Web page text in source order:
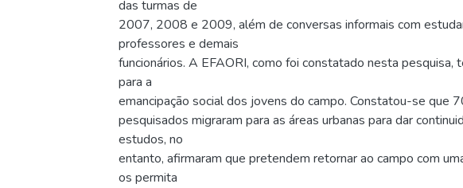
das turmas de
2007, 2008 e 2009, além de conversas informais com
professores e demais
funcionários. A EFAORI, como foi constatado nesta pesquisa,
para a
emancipação social dos jovens do campo. Constatou-se que
pesquisados migraram para as áreas urbanas para dar
estudos, no
entanto, afirmaram que pretendem retornar ao campo com
os permita